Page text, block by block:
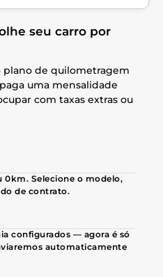
seu carro por
plano de quilometragem
uma mensalidade
com taxas extras ou
0km. Selecione o modelo,
de contrato.
configurados — agora é só
automaticamente